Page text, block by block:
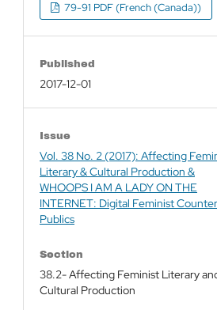
79-91 PDF (French (Canada))
Published
2017-12-01
Issue
Vol. 38 No. 2 (2017): Affecting
Literary & Cultural Production &
WHOOPS I AM A LADY ON THE
INTERNET: Digital Feminist
Publics
Section
38.2- Affecting Feminist Literary
Cultural Production